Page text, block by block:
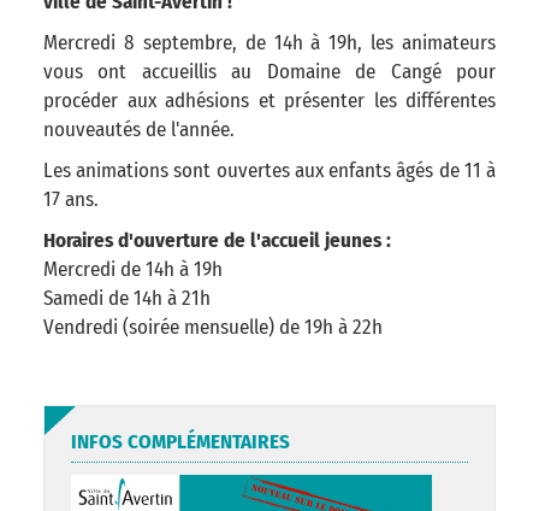
Mercredi 8 septembre, de 14h à 19h, les animateurs
vous ont accueillis au Domaine de Cangé pour
procéder aux adhésions et présenter les différentes
nouveautés de l'année.
Les animations sont ouvertes aux enfants âgés de 11 à
17 ans.
Horaires d'ouverture de l'accueil jeunes :
Mercredi de 14h à 19h
Samedi de 14h à 21h
Vendredi (soirée mensuelle) de 19h à 22h
INFOS COMPLÉMENTAIRES